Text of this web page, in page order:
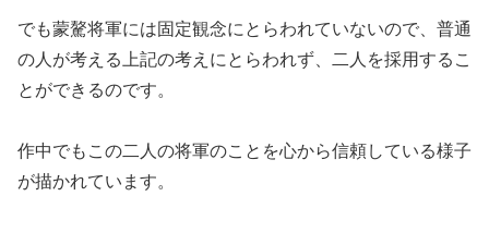
でも蒙驁将軍には固定観念にとらわれていないので、普通
の人が考える上記の考えにとらわれず、二人を採用するこ
とができるのです。
作中でもこの二人の将軍のことを心から信頼している様子
が描かれています。